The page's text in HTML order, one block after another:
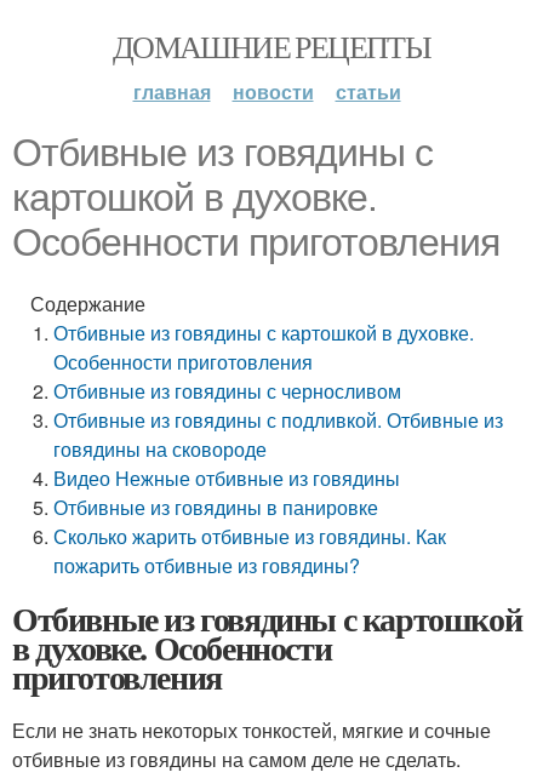
ДОМАШНИЕ РЕЦЕПТЫ
главная новости статьи
Отбивные из говядины с
картошкой в духовке.
Особенности приготовления
Содержание
Отбивные из говядины с картошкой в духовке.
Особенности приготовления
Отбивные из говядины с черносливом
Отбивные из говядины с подливкой. Отбивные из
говядины на сковороде
Видео Нежные отбивные из говядины
Отбивные из говядины в панировке
Сколько жарить отбивные из говядины. Как
пожарить отбивные из говядины?
Отбивные из говядины с картошкой
в духовке. Особенности
приготовления
Если не знать некоторых тонкостей, мягкие и сочные
отбивные из говядины на самом деле не сделать.